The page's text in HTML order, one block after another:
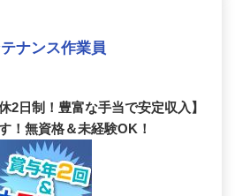
ナンス作業員
2日制！豊富な手当で安定収入】
！無資格＆未経験OK！